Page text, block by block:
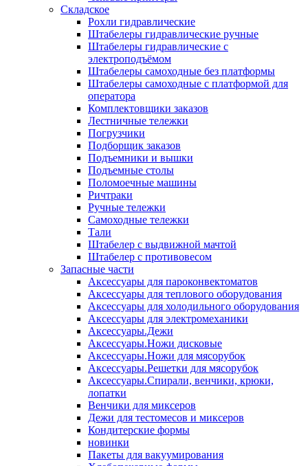
Складское
Рохли гидравлические
Штабелеры гидравлические ручные
Штабелеры гидравлические с
электроподъёмом
Штабелеры самоходные без платформы
Штабелеры самоходные с платформой для
оператора
Комплектовщики заказов
Лестничные тележки
Погрузчики
Подборщик заказов
Подъемники и вышки
Подъемные столы
Поломоечные машины
Ричтраки
Ручные тележки
Самоходные тележки
Тали
Штабелер с выдвижной мачтой
Штабелер с противовесом
Запасные части
Аксессуары для пароконвектоматов
Аксессуары для теплового оборудования
Аксессуары для холодильного оборудования
Аксессуары для электромеханики
Аксессуары.Дежи
Аксессуары.Ножи дисковые
Аксессуары.Ножи для мясорубок
Аксессуары.Решетки для мясорубок
Аксессуары.Спирали, венчики, крюки,
лопатки
Венчики для миксеров
Дежи для тестомесов и миксеров
Кондитерские формы
новинки
Пакеты для вакуумирования